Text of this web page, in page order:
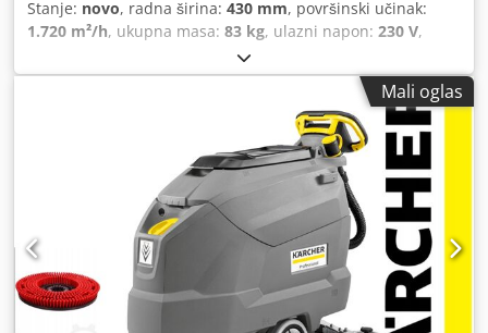
Stanje: novo, radna širina: 430 mm, površinski učinak:
1.720 m²/h, ukupna masa: 83 kg, ulazni napon: 230 V,
kapacitet spremnika za vodu:35 l
Mali oglas